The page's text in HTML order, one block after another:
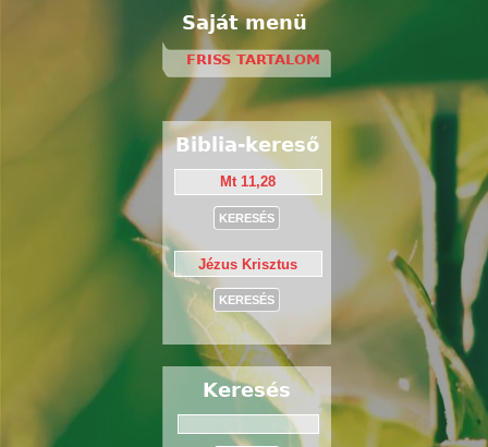
Saját menü
FRISS TARTALOM
Biblia-kereső
Keresés